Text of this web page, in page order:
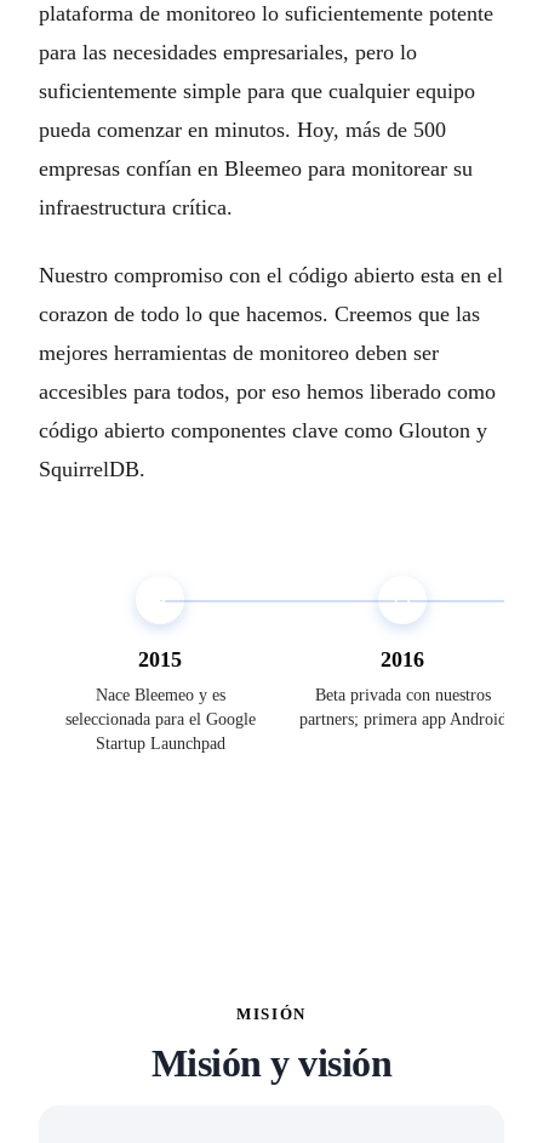
plataforma de monitoreo lo suficientemente potente
para las necesidades empresariales, pero lo
suficientemente simple para que cualquier equipo
pueda comenzar en minutos. Hoy, más de 500
empresas confían en Bleemeo para monitorear su
infraestructura crítica.
Nuestro compromiso con el código abierto esta en el
corazon de todo lo que hacemos. Creemos que las
mejores herramientas de monitoreo deben ser
accesibles para todos, por eso hemos liberado como
código abierto componentes clave como Glouton y
SquirrelDB.
2015
Nace Bleemeo y es
seleccionada para el Google
Startup Launchpad
2016
Beta privada con nuestros
partners; primera app Android
MISIÓN
Misión y visión